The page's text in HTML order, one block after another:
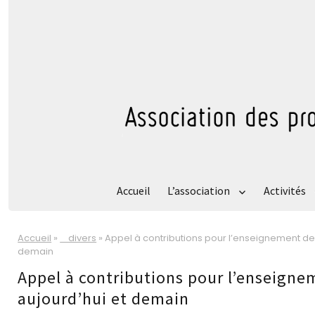
Accueil L’association Activités
Accueil » _ divers »Appel à contributions pour l’enseignement
demain
Appel à contributions pour
aujourd’hui et demain